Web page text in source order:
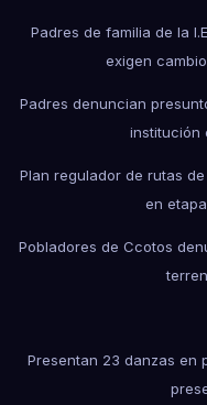
Padres de familia de la
exigen
Padres denuncian
institución
Plan regulador de rutas
en
Pobladores de Ccotos
Presentan 23 danzas en